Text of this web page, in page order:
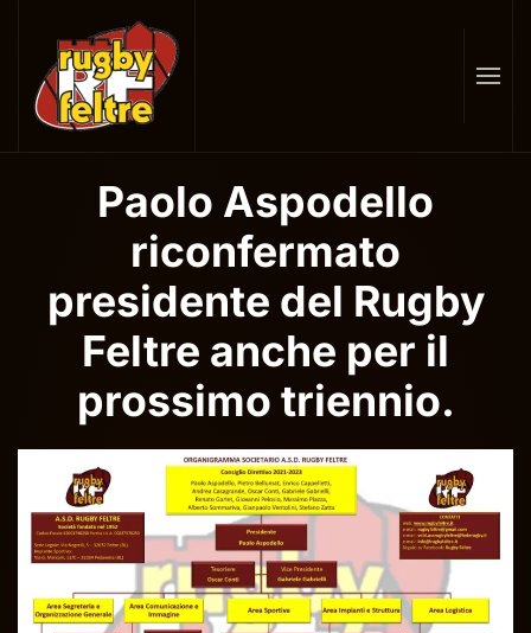
Skip
to
main
Paolo Aspodello
riconfermato
presidente del Rugby
Feltre anche per il
prossimo triennio.